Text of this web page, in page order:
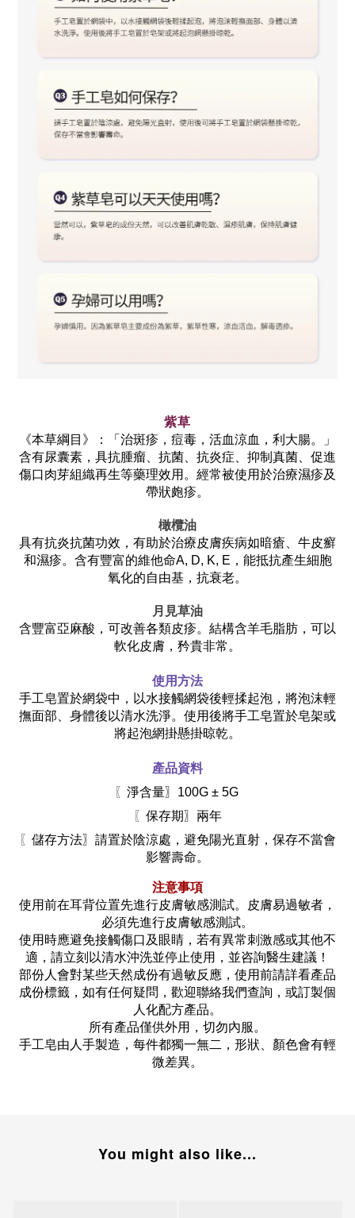
紫草
《本草綱目》：「治斑疹，痘毒，活血涼血，利大腸。」
含有尿囊素，具抗腫瘤、抗菌、抗炎症、抑制真菌、促進
傷口肉芽組織再生等藥理效用。經常被使用於治療濕疹及
帶狀皰疹。
橄欖油
具有抗炎抗菌功效，有助於治療皮膚疾病如暗瘡、牛皮癬
和濕疹。含有豐富的維他命A, D, K, E，能抵抗產生細胞
氧化的自由基，抗衰老。
月見草油
含豐富亞麻酸，可改善各類皮疹。結構含羊毛脂肪，可以
軟化皮膚，矜貴非常。
使用方法
手工皂置於網袋中，以水接觸網袋後輕揉起泡，將泡沫輕
撫面部、身體後以清水洗淨。使用後將手工皂置於皂架或
將起泡網掛懸掛晾乾。
產品資料
〖 淨含量〗100G ± 5G
〖 保存期〗兩年
〖 儲存方法〗請置於陰涼處，避免陽光直射，保存不當會
影響壽命。
注意事項
使用前在耳背位置先進行皮膚敏感測試。皮膚易過敏者，
必須先進行皮膚敏感測試。
使用時應避免接觸傷口及眼睛，若有異常刺激感或其他不
適，請立刻以清水沖洗並停止使用，並咨詢醫生建議！
部份人會對某些天然成份有過敏反應，使用前請詳看產品
成份標籤，如有任何疑問，歡迎聯絡我們查詢，或訂製個
人化配方產品。
所有產品僅供外用，切勿內服。
手工皂由人手製造，每件都獨一無二，形狀、顏色會有輕
微差異。
You might also like...